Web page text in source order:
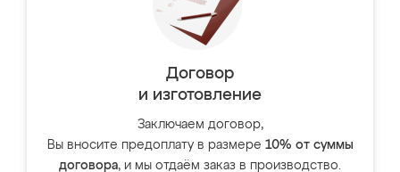
Договор
и изготовление
Заключаем договор,
Вы вносите предоплату в размере 10% от суммы
договора, и мы отдаём заказ в производство.